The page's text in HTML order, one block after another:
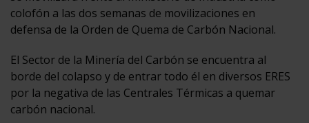
colofón a las dos semanas de movilizaciones en
defensa de la Orden de Quema de Carbón Nacional.
El Sector de la Minería del Carbón se encuentra al
borde del colapso y de entrar todo él en diversos ERES
por la negativa de las Centrales Térmicas a quemar
carbón nacional.